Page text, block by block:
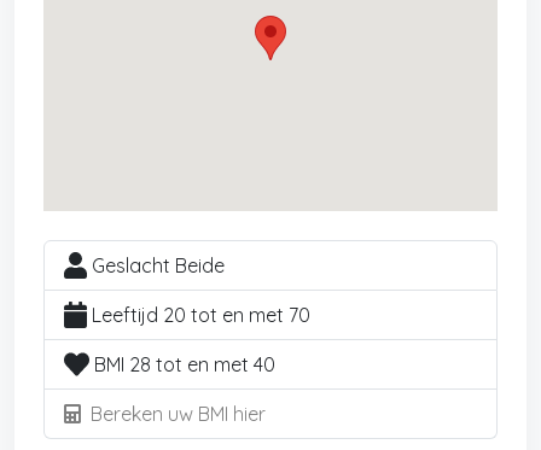
Geslacht Beide
Leeftijd 20 tot en met 70
BMI 28 tot en met 40
Bereken uw BMI hier